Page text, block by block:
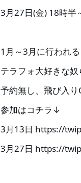
3月27日(金) 18時半
1月～3月に行われ
テラフォ大好きな奴
予約無し、飛び入り
参加はコチラ↓
3月13日 https://
3月27日 https://